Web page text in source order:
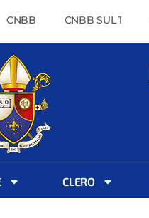
CNBB CNBB SUL 1
CLERO